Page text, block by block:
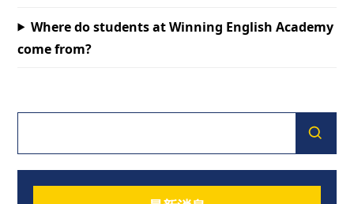
Where do students at Winning English Academy
come from?